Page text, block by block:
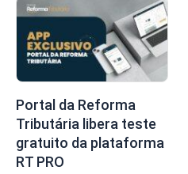
Portal da Reforma
Tributária libera teste
gratuito da plataforma
RT PRO